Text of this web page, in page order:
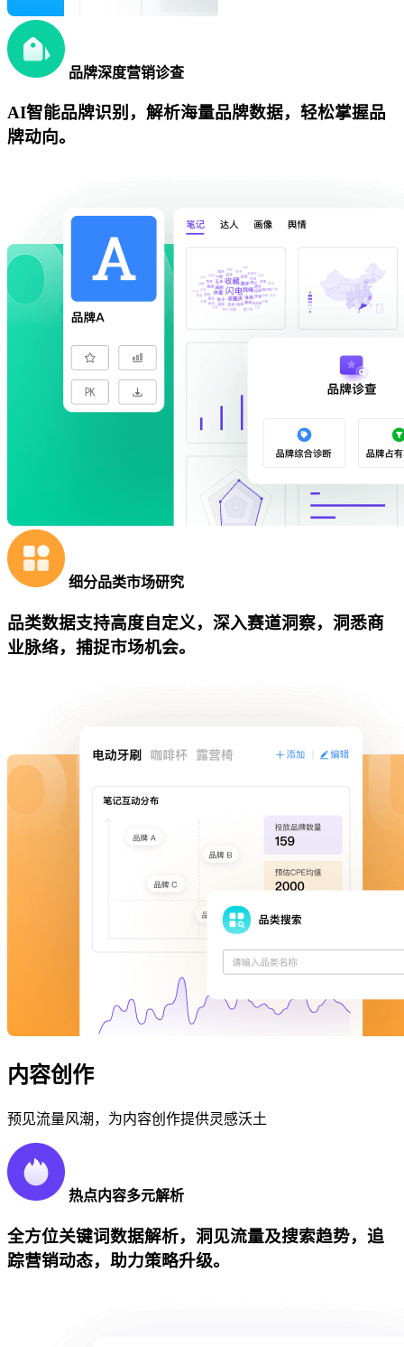
品牌深度营销诊查
AI智能品牌识别，解析海量品牌数据，轻松掌握品
牌动向。
细分品类市场研究
品类数据支持高度自定义，深入赛道洞察，洞悉商
业脉络，捕捉市场机会。
内容创作
预见流量风潮，为内容创作提供灵感沃土
热点内容多元解析
全方位关键词数据解析，洞见流量及搜索趋势，追
踪营销动态，助力策略升级。